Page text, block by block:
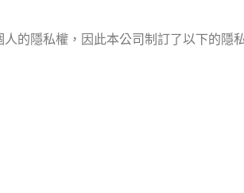
的隱私權，因此本公司制訂了以下的隱